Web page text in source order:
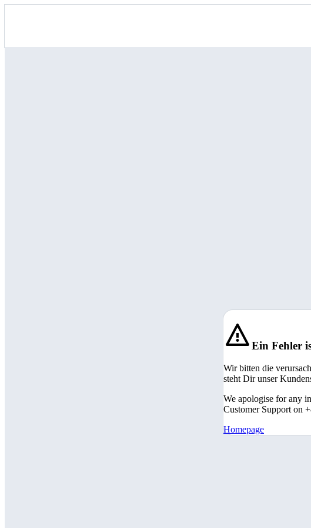
Ein Fehler
Wir bitten die
steht Dir unser
We apologise for any
Customer Support on
Homepage